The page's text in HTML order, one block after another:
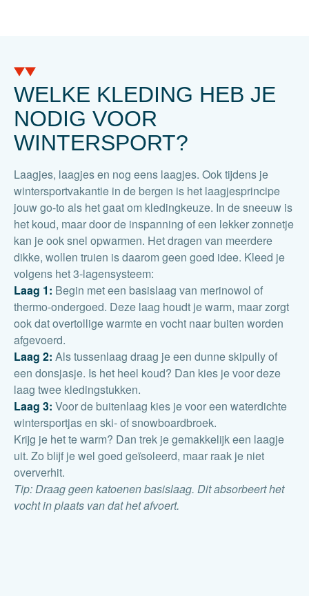
WELKE KLEDING HEB JE
NODIG VOOR
WINTERSPORT?
Laagjes, laagjes en nog eens laagjes. Ook tijdens je
wintersportvakantie in de bergen is het laagjesprincipe
jouw go-to als het gaat om kledingkeuze. In de sneeuw is
het koud, maar door de inspanning of een lekker zonnetje
kan je ook snel opwarmen. Het dragen van meerdere
dikke, wollen truien is daarom geen goed idee. Kleed je
volgens het 3-lagensysteem:
Laag 1: Begin met een basislaag van merinowol of
thermo-ondergoed. Deze laag houdt je warm, maar zorgt
ook dat overtollige warmte en vocht naar buiten worden
afgevoerd.
Laag 2: Als tussenlaag draag je een dunne skipully of
een donsjasje. Is het heel koud? Dan kies je voor deze
laag twee kledingstukken.
Laag 3: Voor de buitenlaag kies je voor een waterdichte
wintersportjas en ski- of snowboardbroek.
Krijg je het te warm? Dan trek je gemakkelijk een laagje
uit. Zo blijf je wel goed geïsoleerd, maar raak je niet
oververhit.
Tip: Draag geen katoenen basislaag. Dit absorbeert het
vocht in plaats van dat het afvoert.